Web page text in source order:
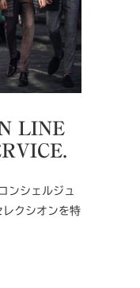
LINE
ンシェルジュ
クシオンを特